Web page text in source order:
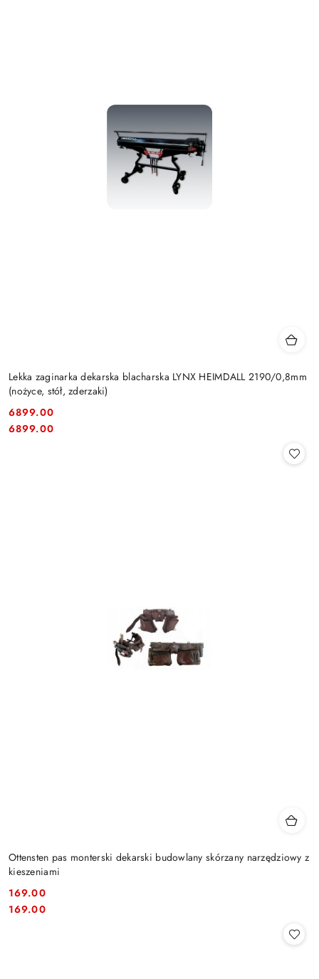
Lekka zaginarka dekarska blacharska LYNX HEIMDALL 2190/0,8mm
(nożyce, stół, zderzaki)
Cena:
6899.00
Cena:
6899.00
Ottensten pas monterski dekarski budowlany skórzany narzędziowy z
kieszeniami
Cena:
169.00
Cena:
169.00